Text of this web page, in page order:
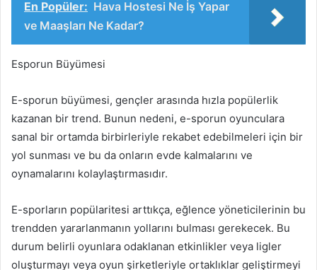
En Popüler: Hava Hostesi Ne İş Yapar
ve Maaşları Ne Kadar?
Esporun Büyümesi
E-sporun büyümesi, gençler arasında hızla popülerlik
kazanan bir trend. Bunun nedeni, e-sporun oyunculara
sanal bir ortamda birbirleriyle rekabet edebilmeleri için bir
yol sunması ve bu da onların evde kalmalarını ve
oynamalarını kolaylaştırmasıdır.
E-sporların popülaritesi arttıkça, eğlence yöneticilerinin bu
trendden yararlanmanın yollarını bulması gerekecek. Bu
durum belirli oyunlara odaklanan etkinlikler veya ligler
oluşturmayı veya oyun şirketleriyle ortaklıklar geliştirmeyi